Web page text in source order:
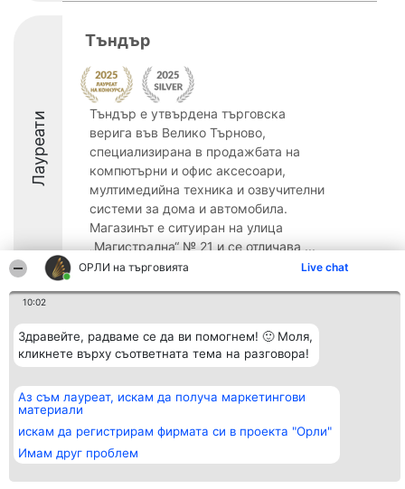
ОРЛИ на търговията Live chat
10:02
Здравейте, радваме се да ви помогнем! 🙂 Моля,
кликнете върху съответната тема на разговора!
Аз съм лауреат, искам да получа маркетингови
материали
искам да регистрирам фирмата си в проекта "Орли"
Имам друг проблем
Лауреати
Тъндър
Тъндър е утвърдена търговска
верига във Велико Търново,
специализирана в продажбата на
компютърни и офис аксесоари,
мултимедийна техника и озвучителни
системи за дома и автомобила.
Магазинът е ситуиран на улица
„Магистрална“ № 21 и се отличава ...
Организатор на
класиране
Beautiful Company S.R.L.
Sus Nr. 2, Bl. A30, Sc. A, Et.
4, Ap. 13
CUI 36737675
Класация
Победители
Списък на
всички
победители
Политика за
Контакти
Контакти